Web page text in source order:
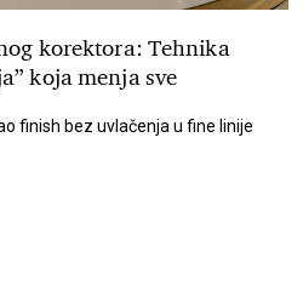
korektora: Tehnika
koja menja sve
finish bez uvlačenja u fine linije